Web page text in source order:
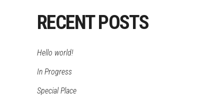
RECENT POSTS
Hello world!
In Progress
Special Place